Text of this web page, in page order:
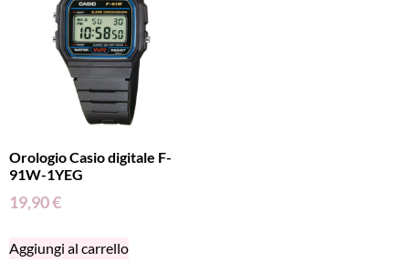
Orologio Casio digitale F-
91W-1YEG
19,90€
Aggiungi al carrello